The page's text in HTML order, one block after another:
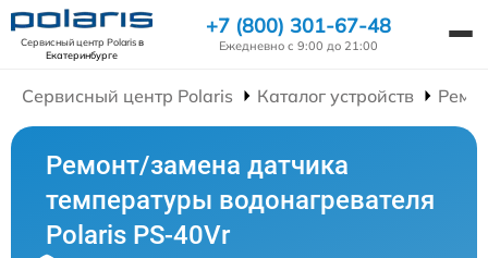
Сервисный центр Polarisв
Екатеринбурге
+7 (800) 301-67-48
Ежедневно с 9:00 до 21:00
Сервисный центр Polaris Каталог устройств
Ремонт/замена датчика
температуры водонагревателя
Polaris PS-40Vr